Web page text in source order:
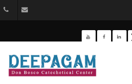
+91 9385201453